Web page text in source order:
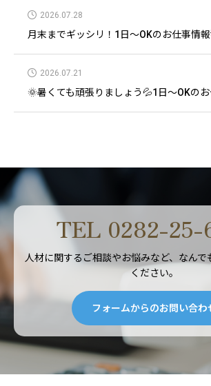
2026.07.28
月末までギッシリ！1日～OKのお仕事情
2026.07.21
🌞暑くても頑張りましょう💦1日～OKの
TEL 0282-25-
人材に関するご相談やお悩みなど、なん
ください。
フォームからのお問い合わ